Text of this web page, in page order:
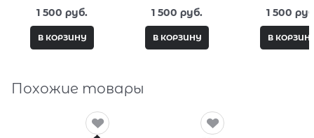
Fantasy PC332-M8
1 500 руб.
В КОРЗИНУ
Fantasy PC332-M7
1 500 руб.
В КОРЗИНУ
Fantasy
1 500
В
Похожие товары